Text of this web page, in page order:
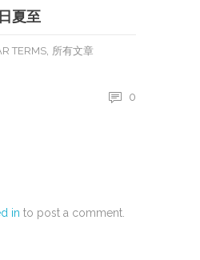
夏至
TERMS, 所有文章
0
in to post a comment.